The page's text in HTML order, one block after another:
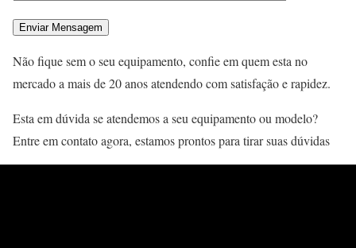
Não fique sem o seu equipamento, confie em quem esta no
mercado a mais de 20 anos atendendo com satisfação e rapidez.
Esta em dúvida se atendemos a seu equipamento ou modelo?
Entre em contato agora, estamos prontos para tirar suas dúvidas